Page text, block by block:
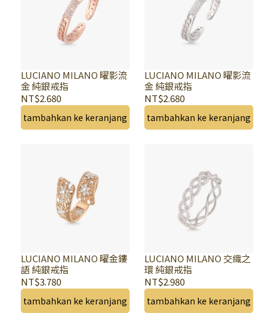
LUCIANO MILANO 曜影流
金 純銀戒指
NT$2.680
tambahkan ke keranjang
LUCIANO MILANO 曜影流
金 純銀戒指
NT$2.680
tambahkan ke keranjang
LUCIANO MILANO 曜金鏤
語 純銀戒指
NT$3.780
tambahkan ke keranjang
LUCIANO MILANO 交織之
環 純銀戒指
NT$2.980
tambahkan ke keranjang